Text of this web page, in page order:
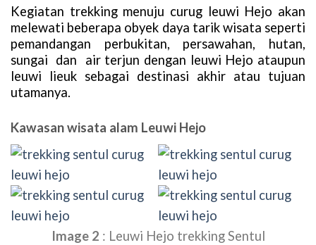
Kegiatan trekking menuju curug leuwi Hejo akan
melewati beberapa obyek daya tarik wisata seperti
pemandangan perbukitan, persawahan, hutan,
sungai dan air terjun dengan leuwi Hejo ataupun
leuwi lieuk sebagai destinasi akhir atau tujuan
utamanya.
Kawasan wisata alam Leuwi Hejo
Image 2 : Leuwi Hejo trekking Sentul